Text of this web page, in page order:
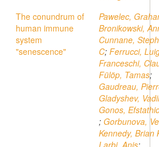
The conundrum of
human immune
system
"senescence"
Pawelec,
Bronikowski,
Cunnane,
C; Ferrucci,
Franceschi,
Fülöp, Tamas;
Gaudreau,
Gladyshev,
Gonos,
; Gorbunova,
Kennedy, Brian
Larbi, Anis;